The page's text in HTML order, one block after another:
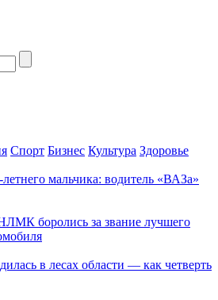
Спорт Бизнес Культура Здоровье
мальчика: водитель «ВАЗа»
боролись за звание лучшего
в лесах области — как четверть